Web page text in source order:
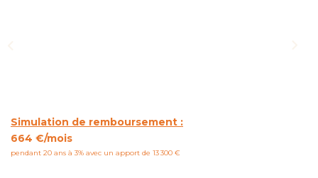
Simulation de remboursement :
664 €/mois
pendant 20 ans à 3% avec un apport de 13 300 €